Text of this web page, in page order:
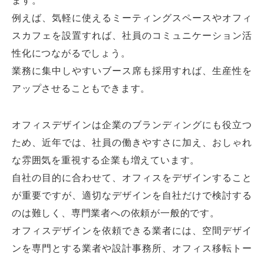
例えば、気軽に使えるミーティングスペースやオフィ
スカフェを設置すれば、社員のコミュニケーション活
性化につながるでしょう。
業務に集中しやすいブース席も採用すれば、生産性を
アップさせることもできます。
オフィスデザインは企業のブランディングにも役立つ
ため、近年では、社員の働きやすさに加え、おしゃれ
な雰囲気を重視する企業も増えています。
自社の目的に合わせて、オフィスをデザインすること
が重要ですが、適切なデザインを自社だけで検討する
のは難しく、専門業者への依頼が一般的です。
オフィスデザインを依頼できる業者には、空間デザイ
ンを専門とする業者や設計事務所、オフィス移転トー